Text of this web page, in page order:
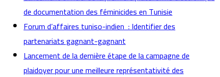
de documentation des féminicides en Tunisie
Forum d’affaires tuniso-indien : Identifier des
partenariats gagnant-gagnant
Lancement de la dernière étape de la campagne de
plaidoyer pour une meilleure représentativité des